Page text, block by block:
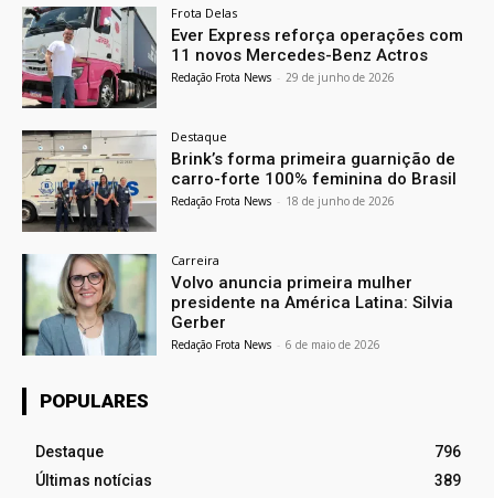
Frota Delas
Ever Express reforça operações com
11 novos Mercedes-Benz Actros
Redação Frota News - 29 de junho de 2026
Destaque
Brink’s forma primeira guarnição de
carro-forte 100% feminina do Brasil
Redação Frota News - 18 de junho de 2026
Carreira
Volvo anuncia primeira mulher
presidente na América Latina: Silvia
Gerber
Redação Frota News - 6 de maio de 2026
POPULARES
Destaque
796
Últimas notícias
389